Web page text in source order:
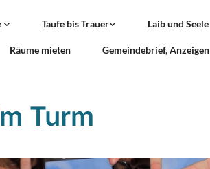
Taufe bis Trauer Laib und Seele
Räume mieten Gemeindebrief, Anzeigen
Turm